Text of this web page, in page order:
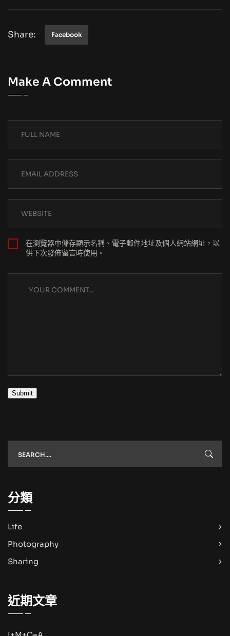
Share: Facebook
Make A Comment
在瀏覽器中儲存顯示名稱、電子郵件地址及個人網站網址，以
供下次發佈留言時使用。
Submit
分類
Life
Photography
Sharing
近期文章